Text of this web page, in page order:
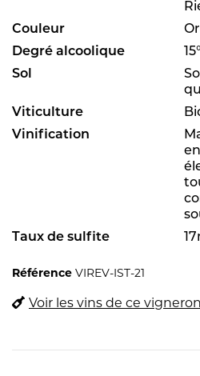
Couleur
Degré alcoolique
15°
Sol
Viticulture
Vinification
Taux de sulfite
Référence VIREV-IST-21
Voir les vins de ce vigneron